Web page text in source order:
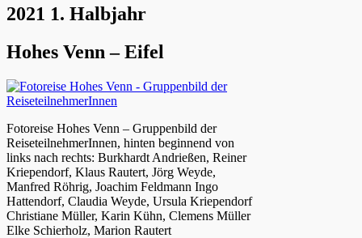
2021 1. Halbjahr
Hohes Venn – Eifel
Fotoreise Hohes Venn – Gruppenbild der
ReiseteilnehmerInnen, hinten beginnend von
links nach rechts: Burkhardt Andrießen, Reiner
Kriependorf, Klaus Rautert, Jörg Weyde,
Manfred Röhrig, Joachim Feldmann Ingo
Hattendorf, Claudia Weyde, Ursula Kriependorf
Christiane Müller, Karin Kühn, Clemens Müller
Elke Schierholz, Marion Rautert